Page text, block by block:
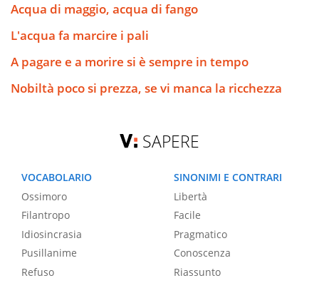
Acqua di maggio, acqua di fango
L'acqua fa marcire i pali
A pagare e a morire si è sempre in tempo
Nobiltà poco si prezza, se vi manca la ricchezza
SAPERE
VOCABOLARIO
Ossimoro
Filantropo
Idiosincrasia
Pusillanime
Refuso
SINONIMI E CONTRARI
Libertà
Facile
Pragmatico
Conoscenza
Riassunto